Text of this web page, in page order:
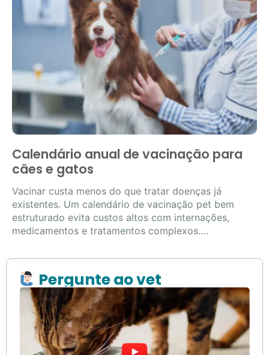
Calendário anual de vacinação para
cães e gatos
Vacinar custa menos do que tratar doenças já
existentes. Um calendário de vacinação pet bem
estruturado evita custos altos com internações,
medicamentos e tratamentos complexos.…
Pergunte ao vet